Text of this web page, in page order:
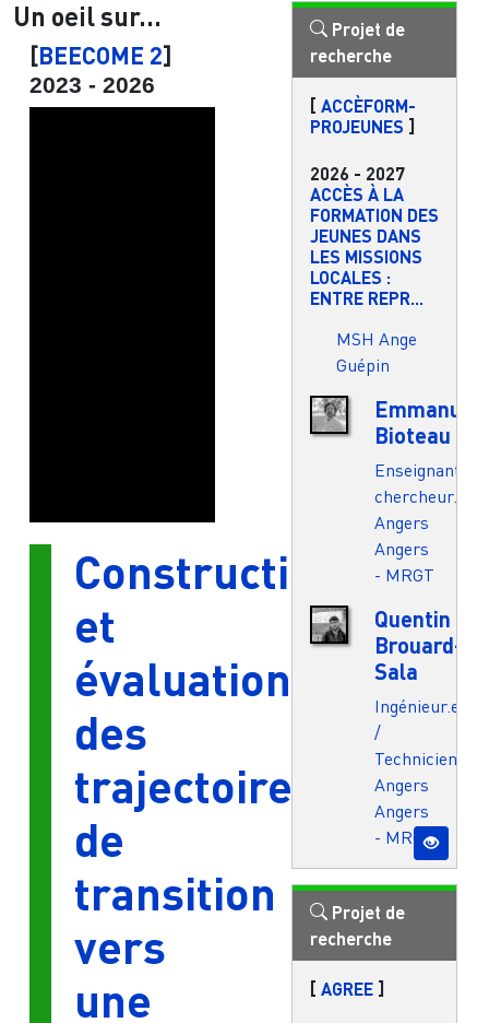
Un oeil sur...
[BEECOME 2]
2023 - 2026
Construction
et
évaluation
des
trajectoires
de
transition
vers
une
Projet de
recherche
[ ACCÈFORM-
PROJEUNES ]
2026 - 2027
ACCÈS À LA
FORMATION DES
JEUNES DANS
LES MISSIONS
LOCALES :
ENTRE REPR...
MSH Ange
Guépin
Emmanuel
Bioteau
Enseignant.e-
chercheur.e
Angers
Angers
- MRGT
Quentin
Brouard-
Sala
Ingénieur.e
/
Technicien.ne
Angers
Angers
- MRGT
Projet de
recherche
[ AGREE ]